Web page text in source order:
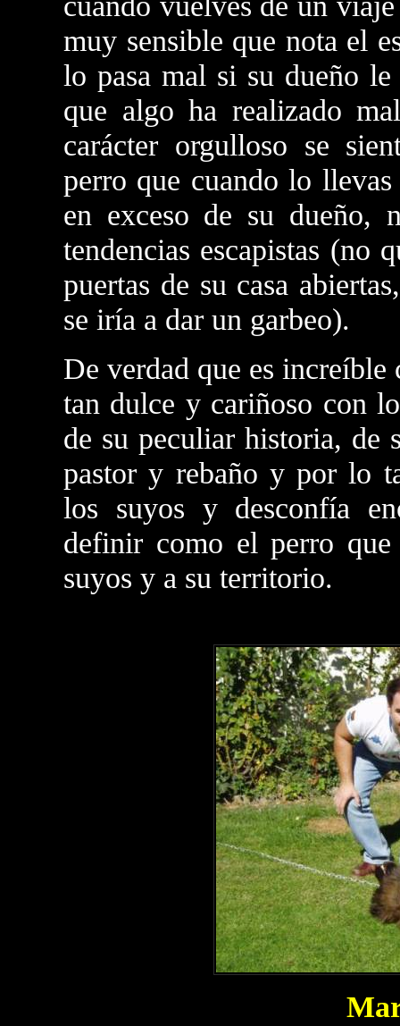
muy sensible que nota el
lo pasa mal si su dueño
que algo ha realizado
carácter orgulloso se
perro que cuando lo
en exceso de su dueño,
tendencias escapistas (no
puertas de su casa
se iría a dar un garbeo).
De verdad que es
tan dulce y cariñoso con
de su peculiar historia, de
pastor y rebaño y por lo
los suyos y desconfía
definir como el perro
suyos y a su territorio.